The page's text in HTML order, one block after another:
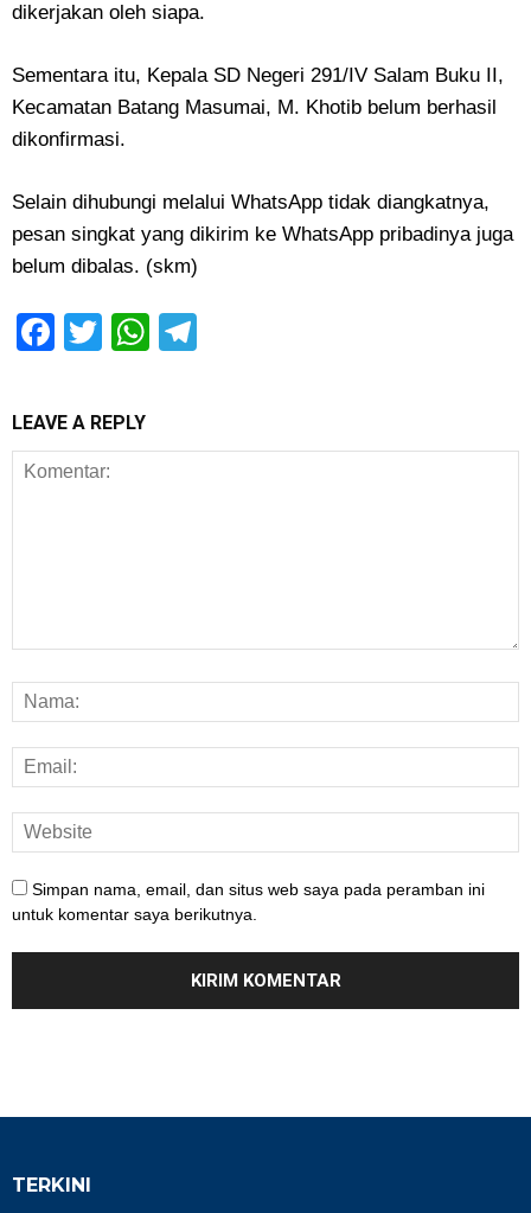
dikerjakan oleh siapa.
Sementara itu, Kepala SD Negeri 291/IV Salam Buku II,
Kecamatan Batang Masumai, M. Khotib belum berhasil
dikonfirmasi.
Selain dihubungi melalui WhatsApp tidak diangkatnya,
pesan singkat yang dikirim ke WhatsApp pribadinya juga
belum dibalas. (skm)
Facebook
TwitterWhatsApp
LEAVE A REPLY
Simpan nama, email, dan situs web saya pada peramban ini
untuk komentar saya berikutnya.
TERKINI